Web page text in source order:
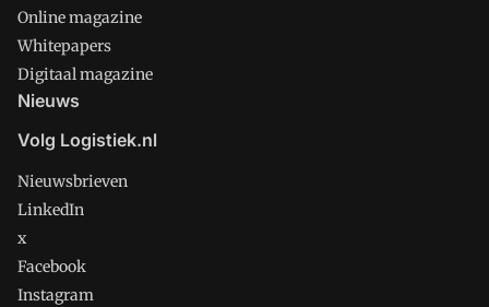
Online magazine
Whitepapers
Digitaal magazine
Nieuws
Volg Logistiek.nl
Nieuwsbrieven
LinkedIn
x
Facebook
Instagram